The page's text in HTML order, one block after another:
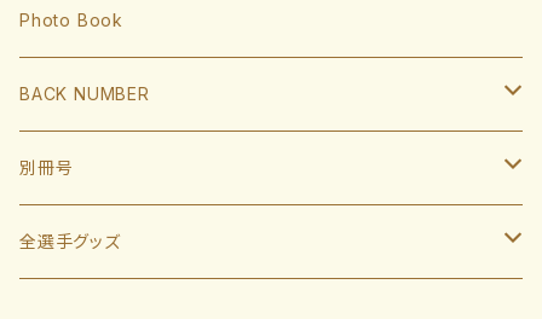
前田悠伍
大関友久
大友宗
山川穂高
近藤健介
中村晃
監督・コーチ
小久保裕紀監督
斉藤和巳
Photo Book
BACK NUMBER
2022
2021
別冊号
2019
全選手グッズ